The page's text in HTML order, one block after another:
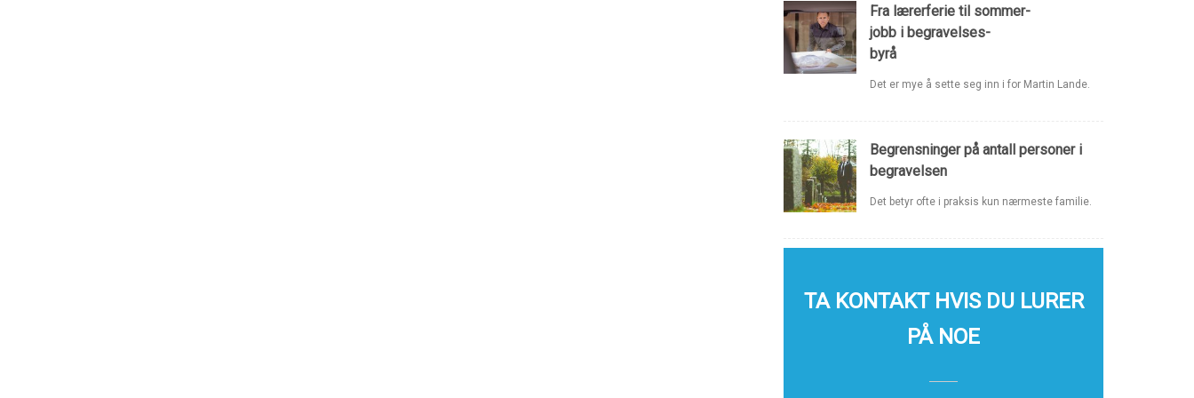
Fra lærerferie til sommer-
jobb i begravelses-
byrå
Det er mye å sette seg inn i for Martin Lande.
Begrensninger på antall personer i
begravelsen
Det betyr ofte i praksis kun nærmeste familie.
TA KONTAKT HVIS DU LURER
PÅ NOE